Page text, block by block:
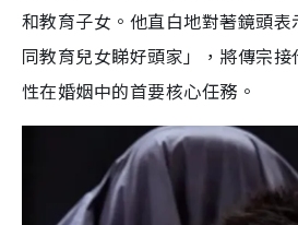
和教育子女。他直白地對著鏡頭表
同教育兒女睇好頭家」，將傳宗
性在婚姻中的首要核心任務。